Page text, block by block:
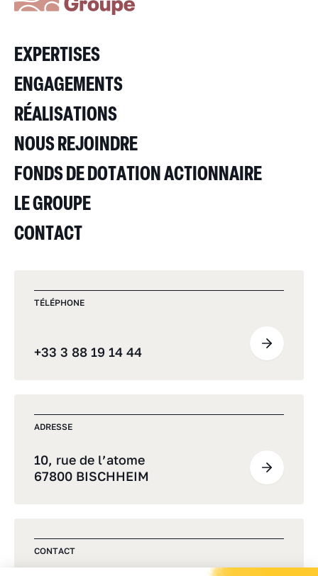
EXPERTISES
ENGAGEMENTS
RÉALISATIONS
NOUS REJOINDRE
FONDS DE DOTATION ACTIONNAIRE
LE GROUPE
CONTACT
TÉLÉPHONE
+33 3 88 19 14 44
ADRESSE
10, rue de l’atome
67800 BISCHHEIM
CONTACT